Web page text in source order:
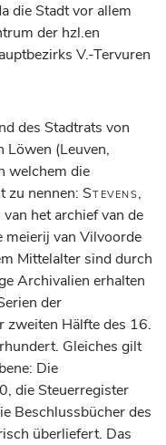
die Stadt vor allem
der hzl.en
V.-Tervuren
des Stadtrats von
Löwen (Leuven,
welchem die
zu nennen: Stevens,
het archief van de
meierij van Vilvoorde
Mittelalter sind durch
Archivalien erhalten
der
zweiten Hälfte des 16.
Gleiches gilt
Die
die Steuerregister
Beschlussbücher des
überliefert. Das